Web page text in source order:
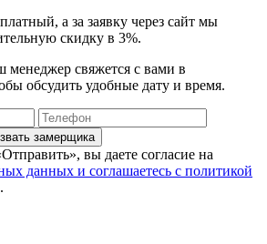
, а за заявку через сайт мы
скидку в 3%.
менеджер свяжется с вами в
обсудить удобные дату и время.
замерщика
вы даете согласие на
данных​ и соглашаетесь c политикой
.